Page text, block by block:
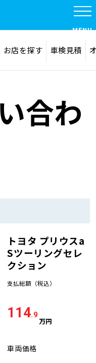
MENU
備予約
採用情報
お店を探す 車検見積
合わ
トヨタ プリウスa
Sツーリングセレ
クション
支払総額 （税込）
114.9
万円
車両価格